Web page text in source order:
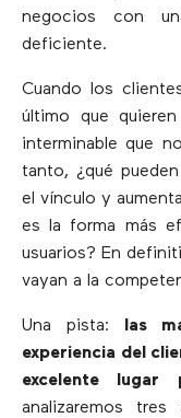
negocios con
deficiente.
Cuando los
último que
interminable que
tanto, ¿qué
el vínculo y
es la forma más
usuarios? En
vayan a la
Una pista:
las
experiencia del
excelente lugar
analizaremos